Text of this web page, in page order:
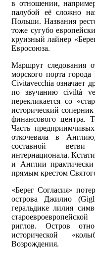
в отношении,
палубой её сложно
Польши. Названия
тоже сугубо
круизный лайнер
Евросоюза.
Маршрут следования
морского порта
Civitavecchia означает
по звучанию сiviltà
перекликается со
исторический
финансового центра.
Часть
откочевала в
составной
интернационала.
и Англии
прямым крестом
«Берег Согласия»
острова Джилио
геральдике лилия
риглов. Остров
исторической
Возрождения.